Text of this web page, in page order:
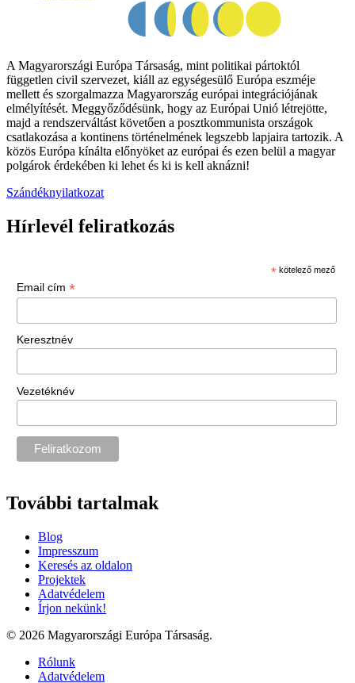
A Magyarországi Európa Társaság, mint politikai pártoktól
független civil szervezet, kiáll az egységesülő Európa eszméje
mellett és szorgalmazza Magyarország európai integrációjának
elmélyítését. Meggyőződésünk, hogy az Európai Unió létrejötte,
majd a rendszerváltást követően a posztkommunista országok
csatlakozása a kontinens történelmének legszebb lapjaira tartozik. A
közös Európa kínálta előnyöket az európai és ezen belül a magyar
polgárok érdekében ki lehet és ki is kell aknázni!
Szándéknyilatkozat
Hírlevél feliratkozás
* kötelező mező
Email cím *
Keresztnév
Vezetéknév
További tartalmak
Blog
Impresszum
Keresés az oldalon
Projektek
Adatvédelem
Írjon nekünk!
© 2026 Magyarországi Európa Társaság.
Rólunk
Adatvédelem